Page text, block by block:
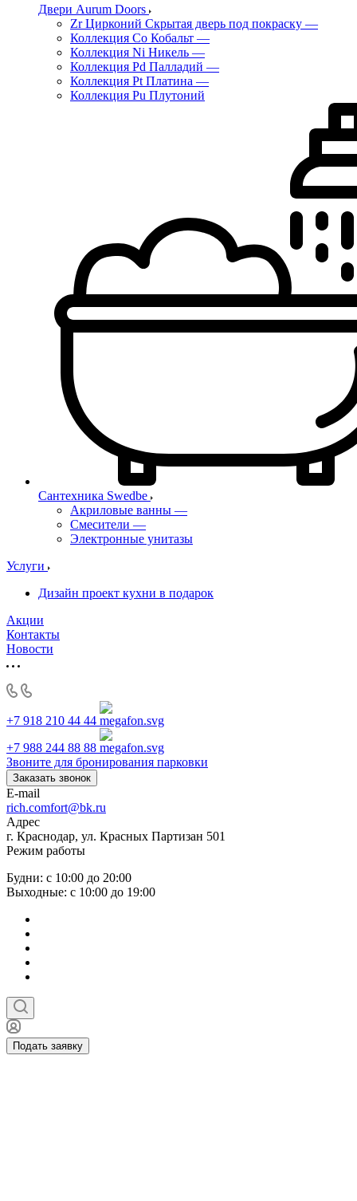
Двери Aurum Doors
Zr Цирконий Скрытая дверь под покраску —
Коллекция Co Кобальт —
Коллекция Ni Никель —
Коллекция Pd Палладий —
Коллекция Pt Платина —
Коллекция Pu Плутоний
Сантехника Swedbe
Акриловые ванны —
Смесители —
Электронные унитазы
Услуги
Дизайн проект кухни в подарок
Акции
Контакты
Новости
+7 918 210 44 44
+7 988 244 88 88
Звоните для бронирования парковки
Заказать звонок
E-mail
rich.comfort@bk.ru
Адрес
г. Краснодар, ул. Красных Партизан 501
Режим работы
Будни: с 10:00 до 20:00
Выходные: с 10:00 до 19:00
Подать заявку